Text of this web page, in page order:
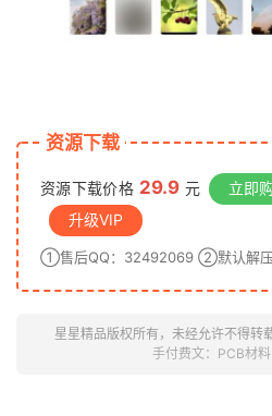
资源下载
资源下载价格 29.9 元 立即
升级VIP
①售后QQ：32492069 ②默认解压
星星精品版权所有，未经允许不得转载
手付费文：PCB材